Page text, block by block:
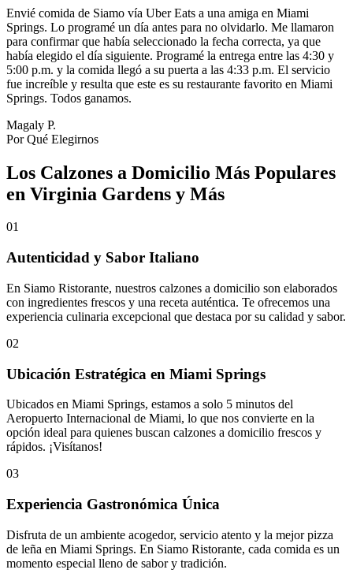
Envié comida de Siamo vía Uber Eats a una amiga en Miami
Springs. Lo programé un día antes para no olvidarlo. Me llamaron
para confirmar que había seleccionado la fecha correcta, ya que
había elegido el día siguiente. Programé la entrega entre las 4:30 y
5:00 p.m. y la comida llegó a su puerta a las 4:33 p.m. El servicio
fue increíble y resulta que este es su restaurante favorito en Miami
Springs. Todos ganamos.
Magaly P.
Por Qué Elegirnos
Los Calzones a Domicilio Más Populares
en Virginia Gardens y Más
01
Autenticidad y Sabor Italiano
En Siamo Ristorante, nuestros calzones a domicilio son elaborados
con ingredientes frescos y una receta auténtica. Te ofrecemos una
experiencia culinaria excepcional que destaca por su calidad y sabor.
02
Ubicación Estratégica en Miami Springs
Ubicados en Miami Springs, estamos a solo 5 minutos del
Aeropuerto Internacional de Miami, lo que nos convierte en la
opción ideal para quienes buscan calzones a domicilio frescos y
rápidos. ¡Visítanos!
03
Experiencia Gastronómica Única
Disfruta de un ambiente acogedor, servicio atento y la mejor pizza
de leña en Miami Springs. En Siamo Ristorante, cada comida es un
momento especial lleno de sabor y tradición.